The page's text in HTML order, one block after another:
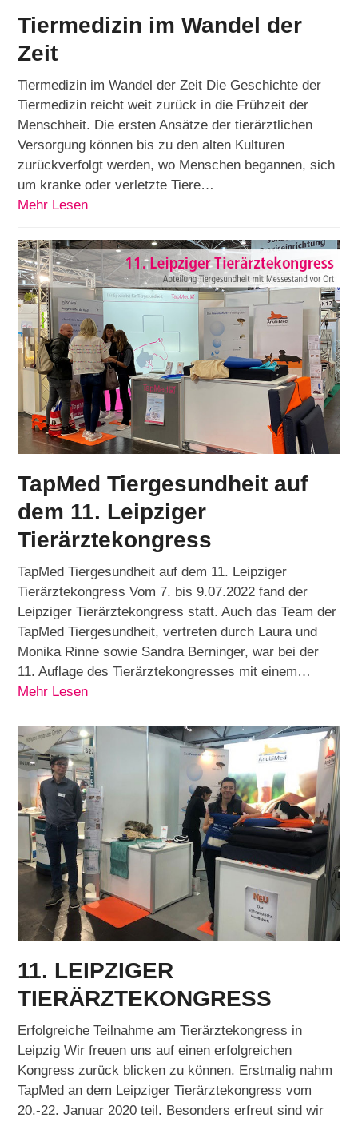
Tiermedizin im Wandel der
Zeit
Tiermedizin im Wandel der Zeit Die Geschichte der
Tiermedizin reicht weit zurück in die Frühzeit der
Menschheit. Die ersten Ansätze der tierärztlichen
Versorgung können bis zu den alten Kulturen
zurückverfolgt werden, wo Menschen begannen, sich
um kranke oder verletzte Tiere…
Mehr Lesen
TapMed Tiergesundheit auf
dem 11. Leipziger
Tierärztekongress
TapMed Tiergesundheit auf dem 11. Leipziger
Tierärztekongress Vom 7. bis 9.07.2022 fand der
Leipziger Tierärztekongress statt. Auch das Team der
TapMed Tiergesundheit, vertreten durch Laura und
Monika Rinne sowie Sandra Berninger, war bei der
11. Auflage des Tierärztekongresses mit einem…
Mehr Lesen
11. LEIPZIGER
TIERÄRZTEKONGRESS
Erfolgreiche Teilnahme am Tierärztekongress in
Leipzig Wir freuen uns auf einen erfolgreichen
Kongress zurück blicken zu können. Erstmalig nahm
TapMed an dem Leipziger Tierärztekongress vom
20.-22. Januar 2020 teil. Besonders erfreut sind wir